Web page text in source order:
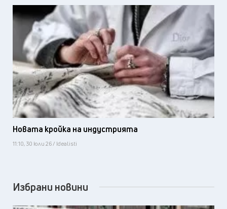
Новата кройка на индустрията
11:10, 30 юли 26 / Idealisti
Избрани новини